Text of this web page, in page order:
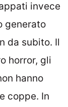
invece
generato
da subito. Il
horror, gli
hanno
coppe. In